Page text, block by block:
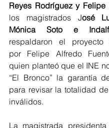
Reyes Rodríguez y
los magistrados José
Mónica Soto e
respaldaron el proyecto
por Felipe Alfredo
quien planteó que el INE
“El Bronco” la garantía
para revisar la totalidad
inválidos.